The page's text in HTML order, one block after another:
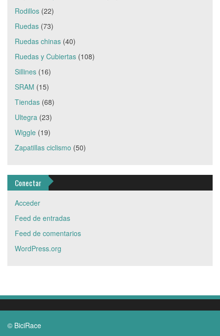
Rodillos (22)
Ruedas (73)
Ruedas chinas (40)
Ruedas y Cubiertas (108)
Sillines (16)
SRAM (15)
Tiendas (68)
Ultegra (23)
Wiggle (19)
Zapatillas ciclismo (50)
Conectar
Acceder
Feed de entradas
Feed de comentarios
WordPress.org
© BiciRace